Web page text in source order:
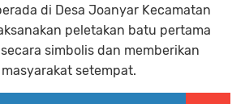
di Desa Joanyar Kecamatan
peletakan batu pertama
simbolis dan memberikan
setempat.